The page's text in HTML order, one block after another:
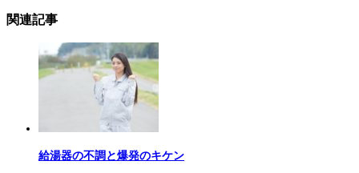
関連記事
給湯器の不調と爆発のキケン